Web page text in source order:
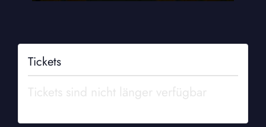
Tickets
Tickets sind nicht länger verfügbar